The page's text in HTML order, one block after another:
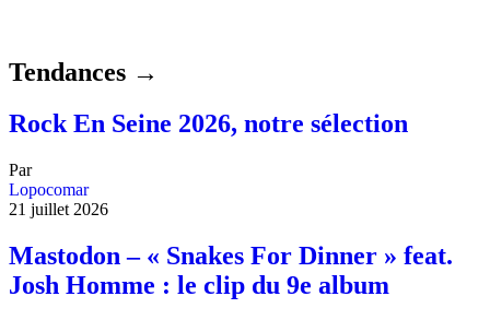
Tendances →
Rock En Seine 2026, notre sélection
Par
Lopocomar
21 juillet 2026
Mastodon – « Snakes For Dinner » feat.
Josh Homme : le clip du 9e album